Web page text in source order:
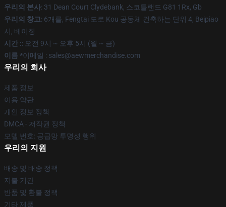
우리의 본사: 31 Dean Court Clydebank, 스코틀랜드 G81 1Rx, Gb
우리의 창고: 6개를, Fengtai 도로 Kou 공동체 건축하는 단위 4, Beipiao
시, 베이징
시간 :: 오전 9시 ~ 오후 5시 (월 ~ 금)
이름 *이메일 : sales@aewmerchandise.com
우리의 회사
제품 정보
이용 약관
개인 정보 정책
DMCA - 저작권 정책
모델 번호: 공급망 투명성 행위
우리의 지원
배송 및 배송 정책
지불 기간
반품 및 환불 정책
기타 제품